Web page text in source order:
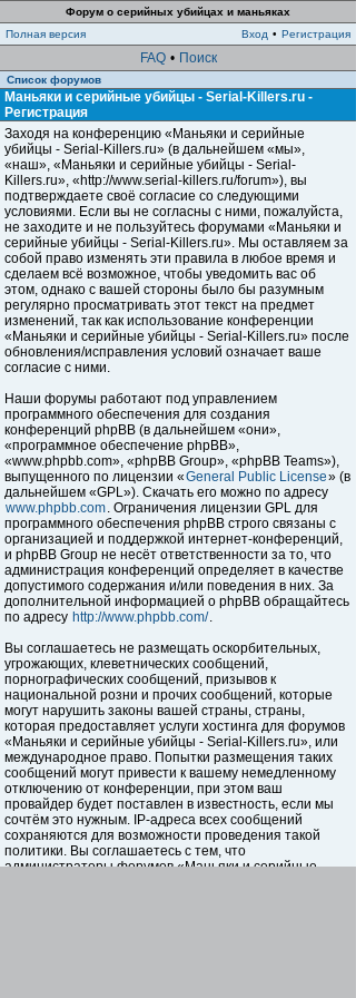
Форум о серийных убийцах и маньяках
Полная версия
Вход • Регистрация
FAQ • Поиск
Список форумов
Маньяки и серийные убийцы - Serial-Killers.ru -
Регистрация
Заходя на конференцию «Маньяки и серийные
убийцы - Serial-Killers.ru» (в дальнейшем «мы»,
«наш», «Маньяки и серийные убийцы - Serial-
Killers.ru», «http://www.serial-killers.ru/forum»), вы
подтверждаете своё согласие со следующими
условиями. Если вы не согласны с ними, пожалуйста,
не заходите и не пользуйтесь форумами «Маньяки и
серийные убийцы - Serial-Killers.ru». Мы оставляем за
собой право изменять эти правила в любое время и
сделаем всё возможное, чтобы уведомить вас об
этом, однако с вашей стороны было бы разумным
регулярно просматривать этот текст на предмет
изменений, так как использование конференции
«Маньяки и серийные убийцы - Serial-Killers.ru» после
обновления/исправления условий означает ваше
согласие с ними.
Наши форумы работают под управлением
программного обеспечения для создания
конференций phpBB (в дальнейшем «они»,
«программное обеспечение phpBB»,
«www.phpbb.com», «phpBB Group», «phpBB Teams»),
выпущенного по лицензии «General Public License» (в
дальнейшем «GPL»). Скачать его можно по адресу
www.phpbb.com. Ограничения лицензии GPL для
программного обеспечения phpBB строго связаны с
организацией и поддержкой интернет-конференций,
и phpBB Group не несёт ответственности за то, что
администрация конференций определяет в качестве
допустимого содержания и/или поведения в них. За
дополнительной информацией о phpBB обращайтесь
по адресу http://www.phpbb.com/.
Вы соглашаетесь не размещать оскорбительных,
угрожающих, клеветнических сообщений,
порнографических сообщений, призывов к
национальной розни и прочих сообщений, которые
могут нарушить законы вашей страны, страны,
которая предоставляет услуги хостинга для форумов
«Маньяки и серийные убийцы - Serial-Killers.ru», или
международное право. Попытки размещения таких
сообщений могут привести к вашему немедленному
отключению от конференции, при этом ваш
провайдер будет поставлен в известность, если мы
сочтём это нужным. IP-адреса всех сообщений
сохраняются для возможности проведения такой
политики. Вы соглашаетесь с тем, что
администраторы форумов «Маньяки и серийные